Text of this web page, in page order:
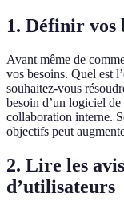
1. Définir vos
Avant même de
vos besoins. Quel est
souhaitez-vous
besoin d’un logiciel
collaboration interne.
objectifs peut
2. Lire les
d’utilisateurs